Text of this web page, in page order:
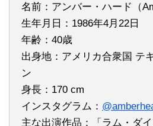
名前：アンバー・ハード（
生年月日：1986年4月22日
年齢：40歳
出身地：アメリカ合衆国 テ
ン
身長：170 cm
インスタグラム：
主な出演作品：「ラム・ダ